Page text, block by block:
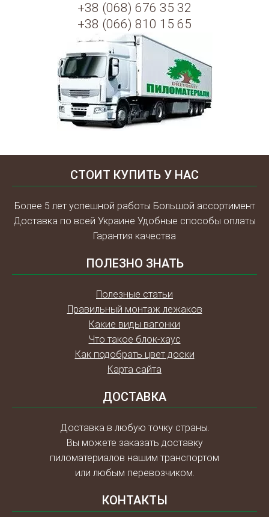
+38 (068) 676 35 32
+38 (066) 810 15 65
СТОИТ КУПИТЬ У НАС
Более 5 лет успешной работы Большой ассортимент
Доставка по всей Украине Удобные способы оплаты
Гарантия качества
ПОЛЕЗНО ЗНАТЬ
Полезные статьи
Правильный монтаж лежаков
Какие виды вагонки
Что такое блок-хаус
Как подобрать цвет доски
Карта сайта
ДОСТАВКА
Доставка в любую точку страны.
Вы можете заказать доставку
пиломатериалов нашим транспортом
или любым перевозчиком.
КОНТАКТЫ